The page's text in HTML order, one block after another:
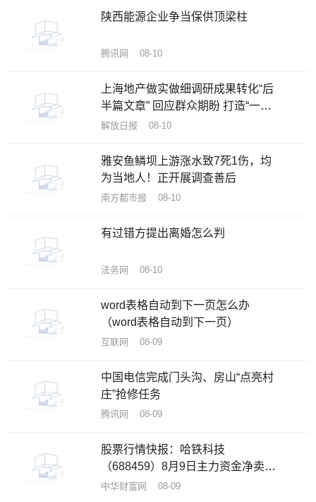
陕西能源企业争当保供顶梁柱
腾讯网 08-10
上海地产做实做细调研成果转化“后
半篇文章” 回应群众期盼 打造“一流
公园”
解放日报 08-10
雅安鱼鳞坝上游涨水致7死1伤，均
为当地人！正开展调查善后
南方都市报 08-10
有过错方提出离婚怎么判
法务网 08-10
word表格自动到下一页怎么办
（word表格自动到下一页）
互联网 08-09
中国电信完成门头沟、房山“点亮村
庄”抢修任务
腾讯网 08-09
股票行情快报：哈铁科技
（688459）8月9日主力资金净卖出
58.64万元
中华财富网 08-09